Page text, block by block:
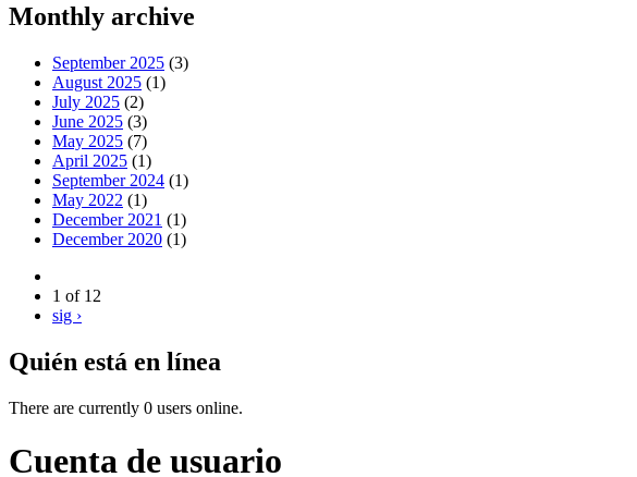
Monthly archive
September 2025 (3)
August 2025 (1)
July 2025 (2)
June 2025 (3)
May 2025 (7)
April 2025 (1)
September 2024 (1)
May 2022 (1)
December 2021 (1)
December 2020 (1)
1 of 12
sig ›
Quién está en línea
There are currently 0 users online.
Cuenta de usuario